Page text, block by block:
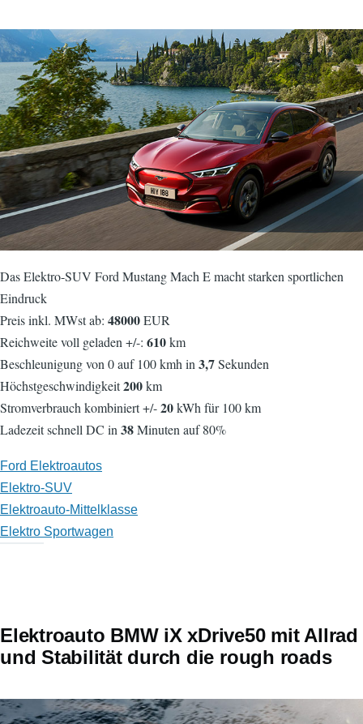
Das Elektro-SUV Ford Mustang Mach E macht starken sportlichen
Eindruck
Preis inkl. MWst ab: 48000EUR
Reichweite voll geladen +/-: 610km
Beschleunigung von 0 auf 100 kmh in3,7Sekunden
Höchstgeschwindigkeit200km
Stromverbrauch kombiniert +/-20kWh für 100 km
Ladezeit schnell DC in38Minuten auf 80%
Ford Elektroautos
Elektro-SUV
Elektroauto-Mittelklasse
Elektro Sportwagen
Elektroauto BMW iX xDrive50 mit Allrad
und Stabilität durch die rough roads